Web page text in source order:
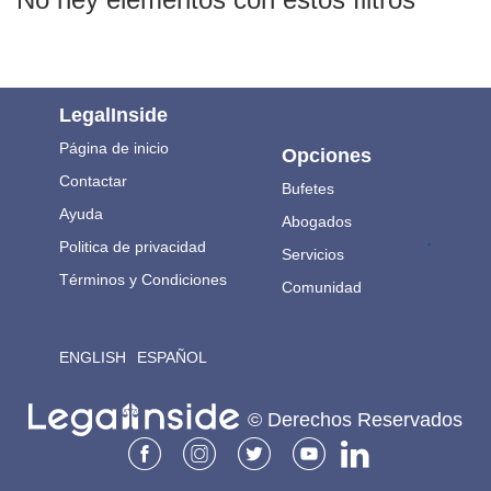
LegalInside
Página de inicio
Contactar
Ayuda
Politica de privacidad
Términos y Condiciones
ENGLISH ESPAÑOL
Opciones
Bufetes
Abogados
Servicios
Comunidad
.
© Derechos Reservados